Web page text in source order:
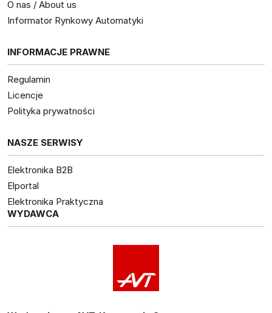
O nas / About us
Informator Rynkowy Automatyki
INFORMACJE PRAWNE
Regulamin
Licencje
Polityka prywatności
NASZE SERWISY
Elektronika B2B
Elportal
Elektronika Praktyczna
WYDAWCA